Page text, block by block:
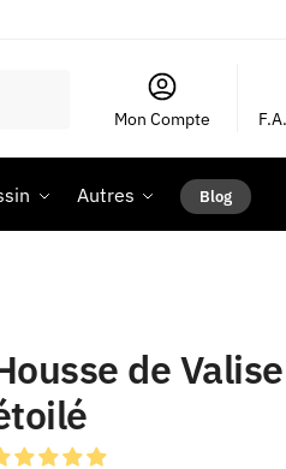
Mon Compte
Autres Blog
de